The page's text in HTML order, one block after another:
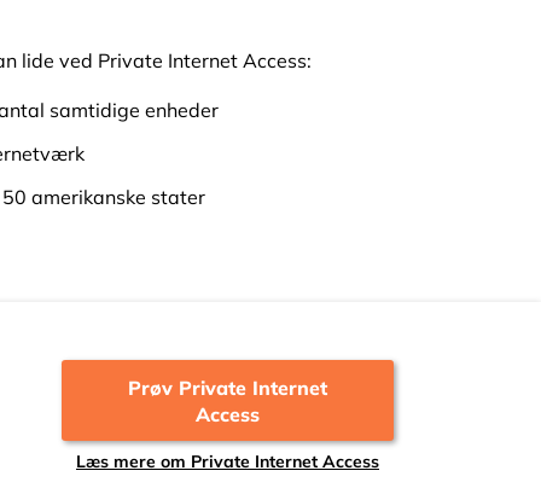
lide ved Private Internet Access:
samtidige enheder
amerikanske stater
Prøv Private Internet
Access
Læs mere om Private Internet Access